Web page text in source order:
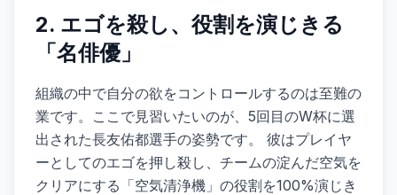
2. エゴを殺し、役割を演じきる
「名俳優」
組織の中で自分の欲をコントロールするのは至難の
業です。ここで見習いたいのが、5回目のW杯に選
出された長友佑都選手の姿勢です。 彼はプレイヤ
ーとしてのエゴを押し殺し、チームの淀んだ空気を
クリアにする「空気清浄機」の役割を100%演じき